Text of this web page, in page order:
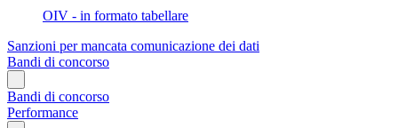
OIV - in formato tabellare
Sanzioni per mancata comunicazione dei dati
Bandi di concorso
Bandi di concorso
Performance